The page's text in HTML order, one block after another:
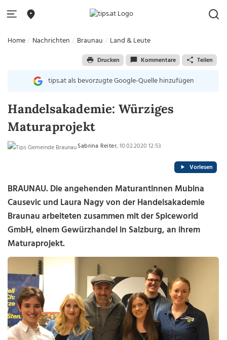
Home Nachrichten Braunau Land & Leute
Drucken Kommentare Teilen
tips.at als bevorzugte Google-Quelle hinzufügen
Handelsakademie: Würziges
Maturaprojekt
Sabrina Reiter, 10.02.2020 12:53
Vorlesen
BRAUNAU. Die angehenden Maturantinnen Mubina
Causevic und Laura Nagy von der Handelsakademie
Braunau arbeiteten zusammen mit der Spiceworld
GmbH, einem Gewürzhandel in Salzburg, an ihrem
Maturaprojekt.